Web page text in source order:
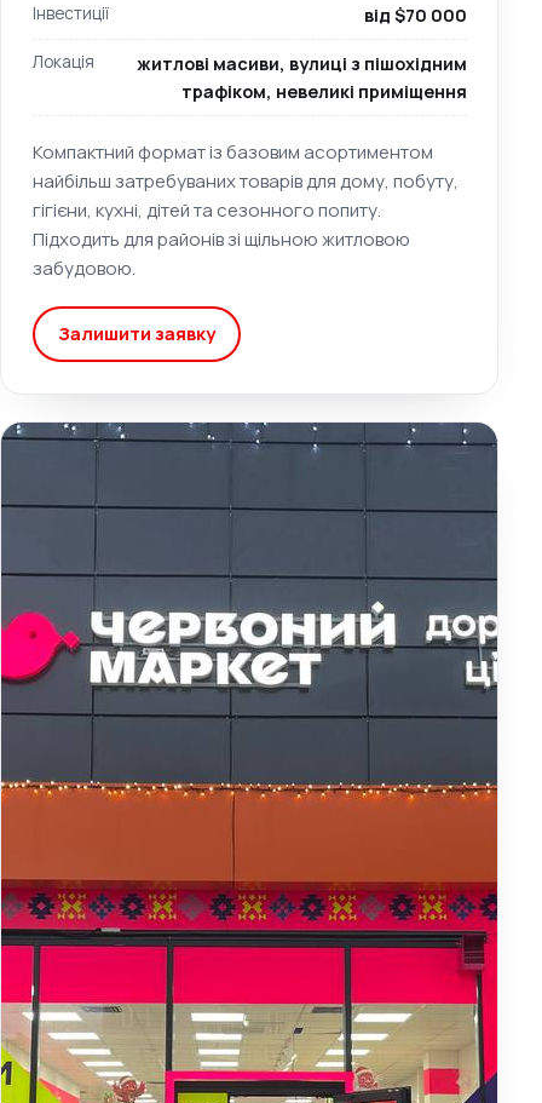
Інвестиції від $70 000
Локація
житлові масиви, вулиці з пішохідним
трафіком, невеликі приміщення
Компактний формат із базовим асортиментом
найбільш затребуваних товарів для дому, побуту,
гігієни, кухні, дітей та сезонного попиту.
Підходить для районів зі щільною житловою
забудовою.
Залишити заявку